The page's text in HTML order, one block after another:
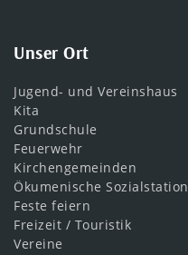
Unser Ort
Jugend- und Vereinshaus
Kita
Grundschule
Feuerwehr
Kirchengemeinden
Ökumenische Sozialstation
Feste feiern
Freizeit / Touristik
Vereine